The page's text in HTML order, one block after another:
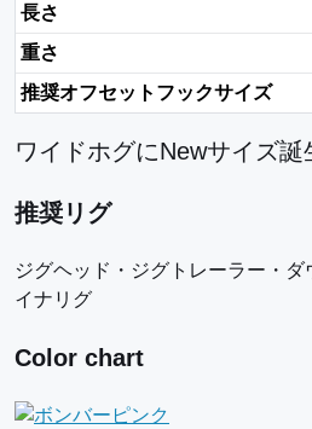
長さ
重さ
推奨オフセットフックサイズ
ワイドホグにNewサイズ誕
推奨リグ
ジグヘッド・ジグトレーラー・
イナリグ
Color chart